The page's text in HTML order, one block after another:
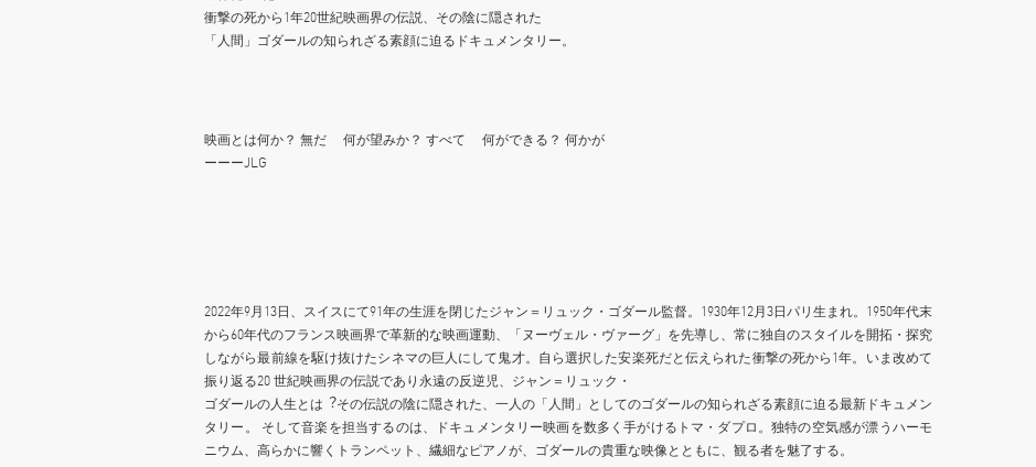
衝撃の死から1年20世紀映画界の伝説、その陰に隠された
「人間」ゴダールの知られざる素顔に迫るドキュメンタリー。
映画とは何か？ 無だ 何が望みか？ すべて 何ができる？ 何かが
ーーーJLG
2022年9⽉13⽇、スイスにて91年の⽣涯を閉じたジャン＝リュック・ゴダール監督。1930年12⽉3⽇パリ⽣まれ。1950年代末
から60年代のフランス映画界で⾰新的な映画運動、「ヌーヴェル・ヴァーグ」を先導し、常に独⾃のスタイルを開拓・探究
しながら最前線を駆け抜けたシネマの巨⼈にして⻤才。⾃ら選択した安楽死だと伝えられた衝撃の死から1年。いま改めて
振り返る20 世紀映画界の伝説であり永遠の反逆児、ジャン＝リュック・
ゴダールの⼈⽣とは︖その伝説の陰に隠された、⼀⼈の「⼈間」としてのゴダールの知られざる素顔に迫る最新ドキュメン
タリー。 そして⾳楽を担当するのは、ドキュメンタリー映画を数多く⼿がけるトマ・ダプロ。独特の空気感が漂うハーモ
ニウム、⾼らかに響くトランペット、繊細なピアノが、ゴダールの貴重な映像とともに、観る者を魅了する。